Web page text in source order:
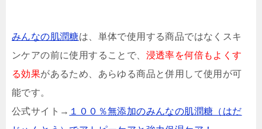
みんなの肌潤糖は、単体で使用する商品ではなくスキ
ンケアの前に使用することで、 浸透率を何倍もよくす
る効果があるため、あらゆる商品と併用して使用が可
能です。
公式サイト→ １００％無添加のみんなの肌潤糖（はだ